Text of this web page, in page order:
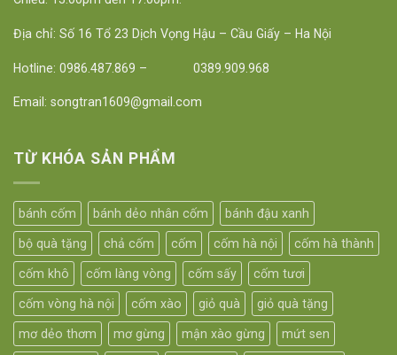
Địa chỉ: Số 16 Tổ 23 Dịch Vọng Hậu – Cầu Giấy – Ha Nội
Hotline: 0986.487.869 – 0389.909.968
Email: songtran1609@gmail.com
TỪ KHÓA SẢN PHẨM
bánh cốm bánh dẻo nhân cốm bánh đậu xanh
bộ quà tặng chả cốm cốm cốm hà nội cốm hà thành
cốm khô cốm làng vòng cốm sấy cốm tươi
cốm vòng hà nội cốm xào giỏ quà giỏ quà tặng
mơ dẻo thơm mơ gừng mận xào gừng mứt sen